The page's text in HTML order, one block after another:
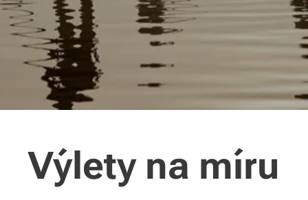
Výlety na míru